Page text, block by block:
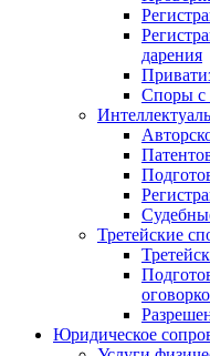
дарения
Cпоры
Третейские
Юридическое